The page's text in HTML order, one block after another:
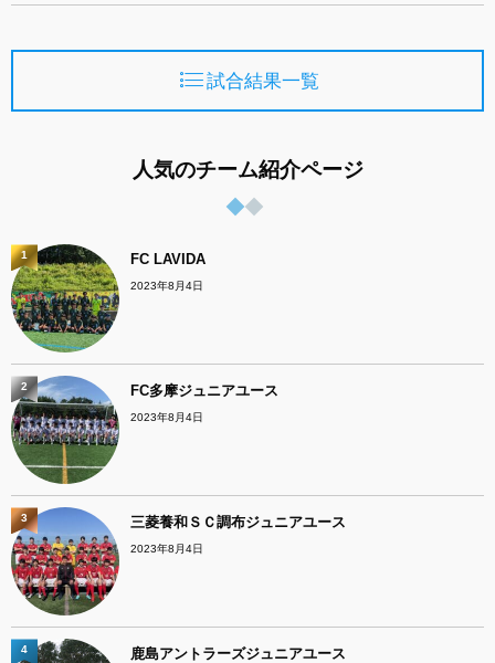
試合結果一覧
人気のチーム紹介ページ
FC LAVIDA
2023年8月4日
1
FC多摩ジュニアユース
2023年8月4日
2
三菱養和ＳＣ調布ジュニアユース
2023年8月4日
3
鹿島アントラーズジュニアユース
4